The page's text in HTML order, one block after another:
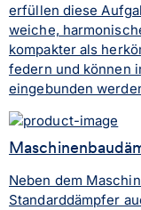
erfüllen diese
weiche,
kompakter als
federn und können
eingebunden
Neben dem
Standarddämpfer